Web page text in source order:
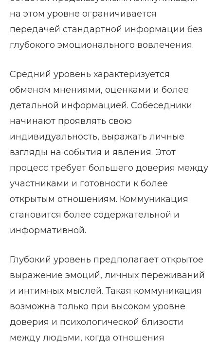
на этом уровне ограничивается
передачей стандартной информации без
глубокого эмоционального вовлечения.
Средний уровень характеризуется
обменом мнениями, оценками и более
детальной информацией. Собеседники
начинают проявлять свою
индивидуальность, выражать личные
взгляды на события и явления. Этот
процесс требует большего доверия между
участниками и готовности к более
открытым отношениям. Коммуникация
становится более содержательной и
информативной.
Глубокий уровень предполагает открытое
выражение эмоций, личных переживаний
и интимных мыслей. Такая коммуникация
возможна только при высоком уровне
доверия и психологической близости
между людьми, когда отношения